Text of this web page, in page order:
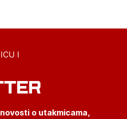
I
o utakmicama,